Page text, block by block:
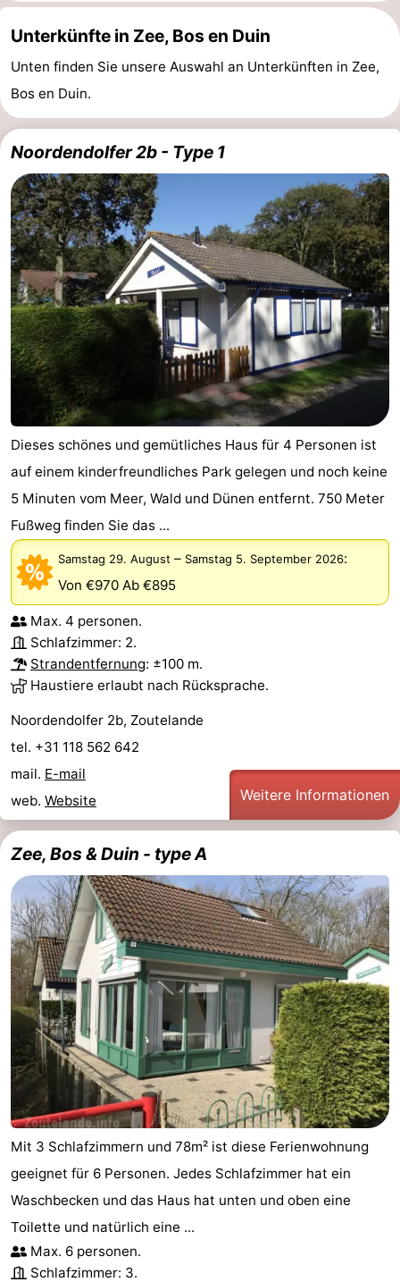
Walcherse
bos
Dishoek
-
Vlissingen
-
Middelburg
Zeeuws-
Vlaanderen
-
Nieuwvliet
-
Sluis
-
Cadzand
-
Natur
Het
Wetter
Kontakt
Unterkünfte in Zee, Bos en Duin
Unten finden Sie unsere Auswahl an Unterkünften in Zee,
Bos en Duin.
Noordendolfer 2b - Type 1
Dieses schönes und gemütliches Haus für 4 Personen ist
auf einem kinderfreundliches Park gelegen und noch keine
5 Minuten vom Meer, Wald und Dünen entfernt. 750 Meter
Fußweg finden Sie das ...
Samstag 29. August – Samstag 5. September 2026:
Von €970 Ab €895
Max. 4 personen.
Schlafzimmer: 2.
Strandentfernung: ±100 m.
Haustiere erlaubt nach Rücksprache.
Noordendolfer 2b, Zoutelande
tel. +31 118 562 642
mail. E-mail
web. Website Weitere Informationen
Zee, Bos & Duin - type A
Mit 3 Schlafzimmern und 78m² ist diese Ferienwohnung
geeignet für 6 Personen. Jedes Schlafzimmer hat ein
Waschbecken und das Haus hat unten und oben eine
Toilette und natürlich eine ...
Max. 6 personen.
Schlafzimmer: 3.